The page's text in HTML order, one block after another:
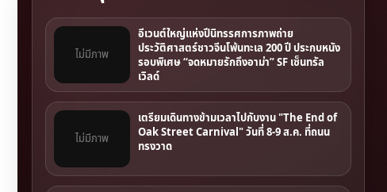
ไม่มีภาพ
อีเวนต์ใหญ่แห่งปีนิทรรศการภาพถ่าย
ประวัติศาสตร์ชาวจีนโพ้นทะเล 200 ปี ประกบหนัง
รอบพิเศษ “จดหมายรักถึงอาม่า” SF เซ็นทรัล
เวิลด์
ไม่มีภาพ
เตรียมเดินทางข้ามเวลาไปกับงาน "The End of
Oak Street Carnival" วันที่ 8-9 ส.ค. ที่ถนน
ทรงวาด